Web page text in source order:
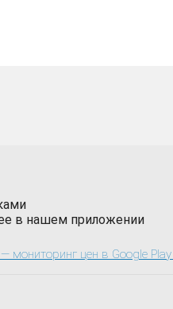
в нашем приложении